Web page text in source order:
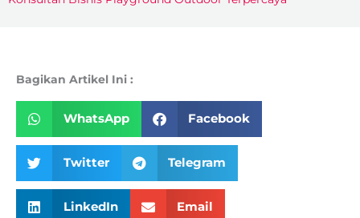
Bagikan Artikel Ini :
WhatsApp Facebook
Twitter Telegram
LinkedIn Email